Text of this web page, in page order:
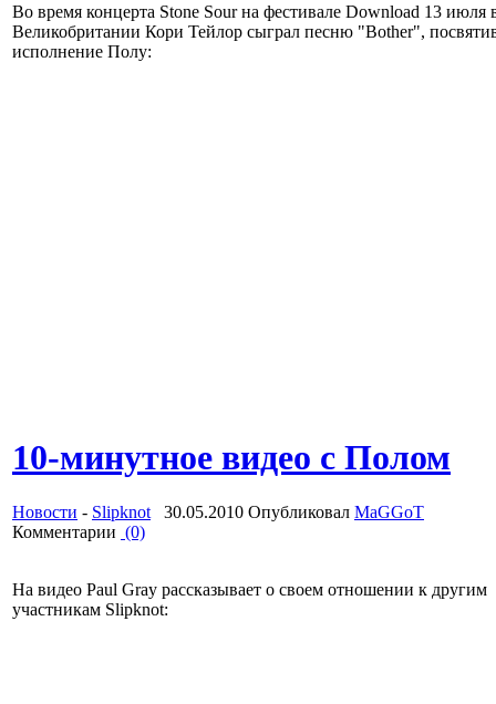
Во время концерта Stone Sour на фестивале Download 13 июля
Великобритании Кори Тейлор сыграл песню "Bother",
исполнение Полу:
10-минутное видео с Полом
Новости - Slipknot 30.05.2010 Опубликовал MaGGoT
Комментарии (0)
На видео Paul Gray рассказывает о своем отношении к другим
участникам Slipknot: